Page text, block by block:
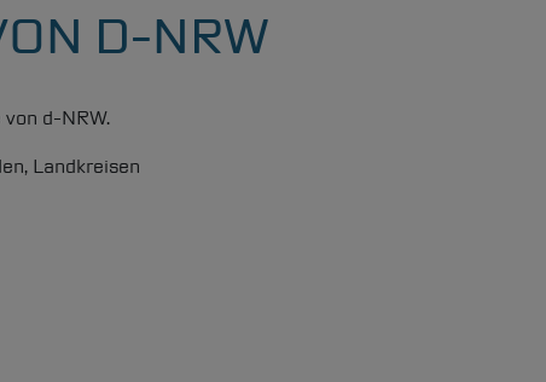
D-NRW
d-NRW.
Landkreisen